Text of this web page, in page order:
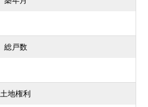
総戸数
土地権利